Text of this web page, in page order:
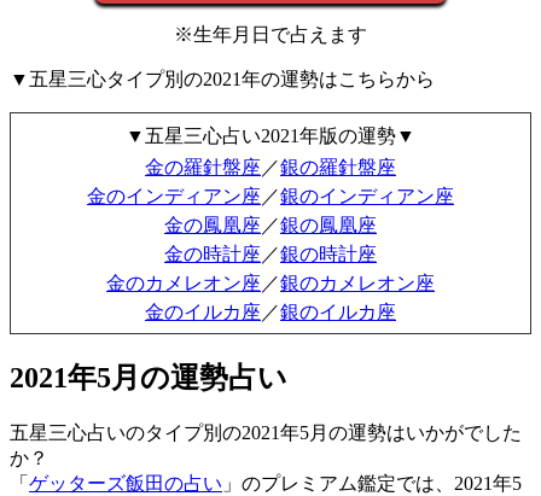
※生年月日で占えます
▼五星三心タイプ別の2021年の運勢はこちらから
▼五星三心占い2021年版の運勢▼
金の羅針盤座 ／銀の羅針盤座
金のインディアン座 ／銀のインディアン座
金の鳳凰座 ／銀の鳳凰座
金の時計座 ／銀の時計座
金のカメレオン座 ／銀のカメレオン座
金のイルカ座 ／銀のイルカ座
2021年5月の運勢占い
五星三心占いのタイプ別の2021年5月の運勢はいかがでした
か？
「 ゲッターズ飯田の占い 」のプレミアム鑑定では、2021年5